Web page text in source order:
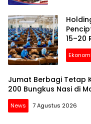
15–20
Ekonomi
Jumat Berbagi Tetap
200 Bungkus Nasi di
News 7 Agustus 2026